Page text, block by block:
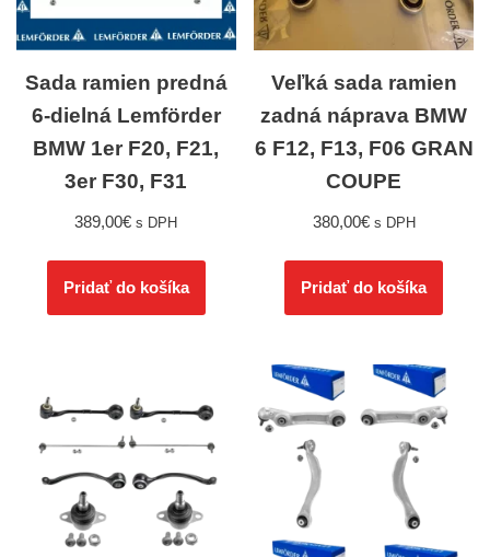
Sada ramien predná
6-dielná Lemförder
BMW 1er F20, F21,
3er F30, F31
389,00€ s DPH
Pridať do košíka
Veľká sada ramien
zadná náprava BMW
6 F12, F13, F06 GRAN
COUPE
380,00€ s DPH
Pridať do košíka